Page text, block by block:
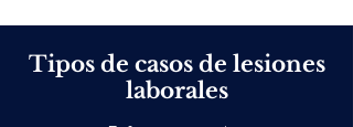
Tipos de casos de lesiones
laborales